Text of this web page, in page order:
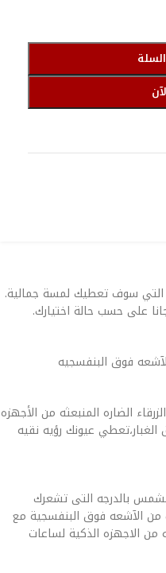
التي سوف تعطيك لمسة جمالية.
على حسب حالة اختيارك.
فوق البنفسجيه
الضاره المنبعثه من الأجهزه
عيونك رؤيه نقيه
بالدرجه التى تشعرك
من الآشعه فوق البنفسجية مع
من الاجهزه الذكية لساعات